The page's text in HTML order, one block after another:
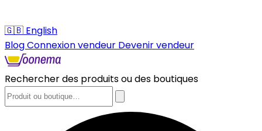
🇬🇧 English
BlogConnexion vendeur Devenir vendeur
Rechercher des produits ou des boutiques